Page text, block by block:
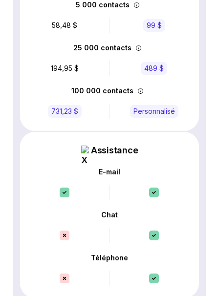
5 000 contacts
58,48 $ 99 $
25 000 contacts
194,95 $ 489 $
100 000 contacts
731,23 $ Personnalisé
Assistance
E-mail
Chat
Téléphone